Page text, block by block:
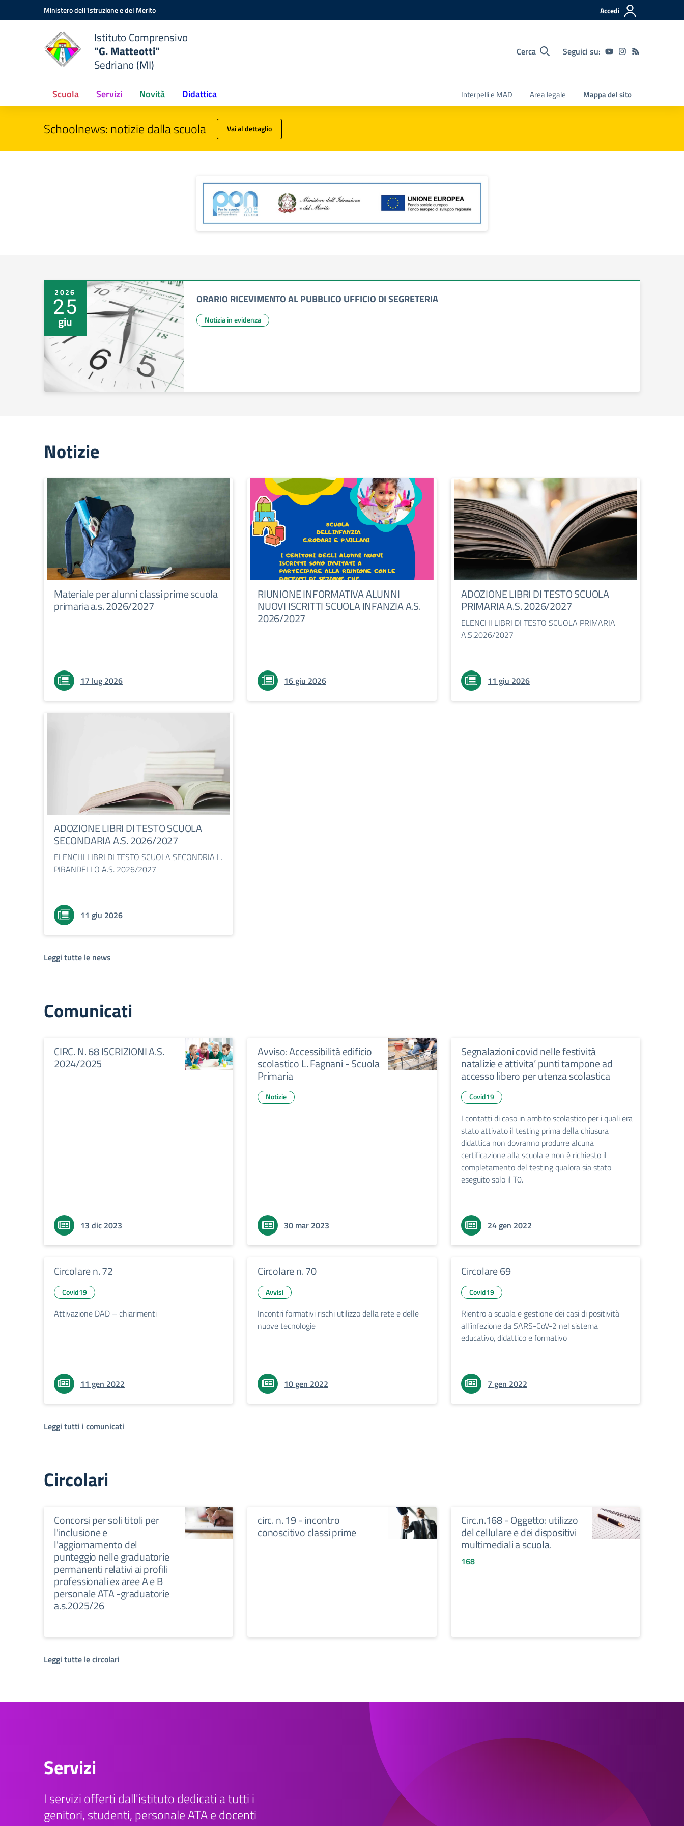
Vai ai contenuti
Vai al menu di navigazioneMinistero dell'Istruzione e del Merito Accedi
Istituto Comprensivo
"G. Matteotti"
Sedriano (MI)
Cerca Seguici su:
Scuola Servizi Novità Didattica Interpelli e MAD Area legale Mappa del sito
Schoolnews: notizie dalla scuola Vai al dettaglio
2026
25
giu
ORARIO RICEVIMENTO AL PUBBLICO UFFICIO DI SEGRETERIA
Notizia in evidenza
Notizie
Materiale per alunni classi prime scuola
primaria a.s. 2026/2027
17 lug 2026
RIUNIONE INFORMATIVA ALUNNI
NUOVI ISCRITTI SCUOLA INFANZIA A.S.
2026/2027
16 giu 2026
ADOZIONE LIBRI DI TESTO SCUOLA
PRIMARIA A.S. 2026/2027
ELENCHI LIBRI DI TESTO SCUOLA PRIMARIA
A.S.2026/2027
11 giu 2026
ADOZIONE LIBRI DI TESTO SCUOLA
SECONDARIA A.S. 2026/2027
ELENCHI LIBRI DI TESTO SCUOLA SECONDRIA L.
PIRANDELLO A.S. 2026/2027
11 giu 2026
Leggi tutte le news
Comunicati
CIRC. N. 68 ISCRIZIONI A.S.
2024/2025
13 dic 2023
Avviso: Accessibilità edificio
scolastico L. Fagnani - Scuola
Primaria
Notizie
30 mar 2023
Segnalazioni covid nelle festività
natalizie e attivita’ punti tampone ad
accesso libero per utenza scolastica​​​​​​​
Covid19
I contatti di caso in ambito scolastico per i quali era
stato attivato il testing prima della chiusura
didattica non dovranno produrre alcuna
certificazione alla scuola e non è richiesto il
completamento del testing qualora sia stato
eseguito solo il T0.
24 gen 2022
Circolare n. 72
Covid19
Attivazione DAD – chiarimenti
11 gen 2022
Circolare n. 70
Avvisi
Incontri formativi rischi utilizzo della rete e delle
nuove tecnologie
10 gen 2022
Circolare 69
Covid19
Rientro a scuola e gestione dei casi di positività
all’infezione da SARS-CoV-2 nel sistema
educativo, didattico e formativo
7 gen 2022
Leggi tutti i comunicati
Circolari
Concorsi per soli titoli per
l'inclusione e
l'aggiornamento del
punteggio nelle graduatorie
permanenti relativi ai profili
professionali ex aree A e B
personale ATA -graduatorie
a.s.2025/26
circ. n. 19 - incontro
conoscitivo classi prime
Circ.n.168 - Oggetto: utilizzo
del cellulare e dei dispositivi
multimediali a scuola.
168
Leggi tutte le circolari
Servizi
I servizi offerti dall'istituto dedicati a tutti i
genitori, studenti, personale ATA e docenti